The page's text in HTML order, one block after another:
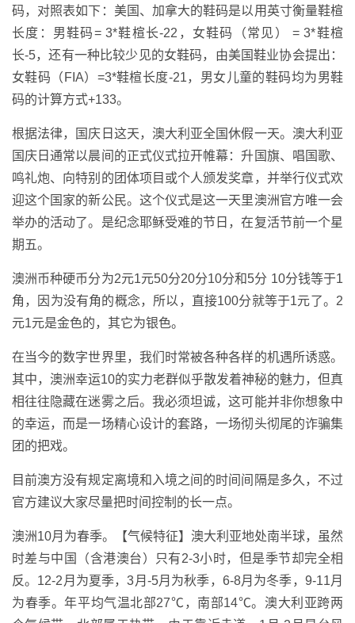
码，对照表如下：美国、加拿大的鞋码是以用英寸衡量鞋楦
长度：男鞋码= 3*鞋楦长-22，女鞋码（常见） = 3*鞋楦
长-5，还有一种比较少见的女鞋码，由美国鞋业协会提出：
女鞋码（FIA）=3*鞋楦长度-21，男女儿童的鞋码均为男鞋
码的计算方式+133。
根据法律，国庆日这天，澳大利亚全国休假一天。澳大利亚
国庆日通常以晨间的正式仪式拉开帷幕：升国旗、唱国歌、
鸣礼炮、向特别的团体项目或个人颁发奖章，并举行仪式欢
迎这个国家的新公民。这个仪式是这一天里澳洲官方唯一会
举办的活动了。是纪念耶稣受难的节日，在复活节前一个星
期五。
澳洲币种硬币分为2元1元50分20分10分和5分 10分钱等于1
角，因为没有角的概念，所以，直接100分就等于1元了。2
元1元是金色的，其它为银色。
在当今的数字世界里，我们时常被各种各样的机遇所诱惑。
其中，澳洲幸运10的实力老群似乎散发着神秘的魅力，但真
相往往隐藏在迷雾之后。我必须坦诚，这可能并非你想象中
的幸运，而是一场精心设计的套路，一场彻头彻尾的诈骗集
团的把戏。
目前澳方没有规定离境和入境之间的时间间隔是多久，不过
官方建议大家尽量把时间控制的长一点。
澳洲10月为春季。【气候特征】澳大利亚地处南半球，虽然
时差与中国（含港澳台）只有2-3小时，但是季节却完全相
反。12-2月为夏季，3月-5月为秋季，6-8月为冬季，9-11月
为春季。年平均气温北部27℃，南部14℃。澳大利亚跨两